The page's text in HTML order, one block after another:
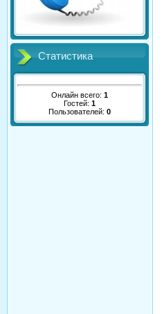
Статистика
Онлайн всего: 1
Гостей: 1
Пользователей: 0